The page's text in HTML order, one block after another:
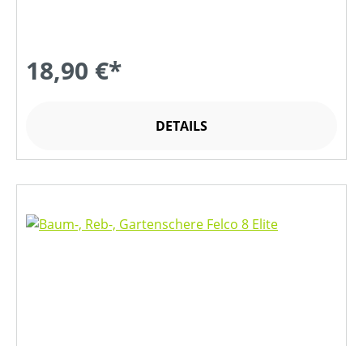
18,90 €*
DETAILS